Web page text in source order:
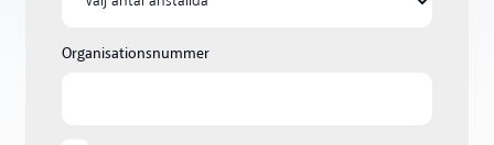
Organisationsnummer